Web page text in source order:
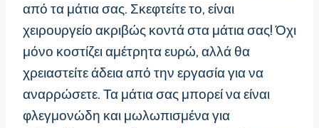
από τα μάτια σας. Σκεφτείτε το, είναι
χειρουργείο ακριβώς κοντά στα μάτια σας! Όχι
μόνο κοστίζει αμέτρητα ευρώ, αλλά θα
χρειαστείτε άδεια από την εργασία για να
αναρρώσετε. Τα μάτια σας μπορεί να είναι
φλεγμονώδη και μωλωπισμένα για